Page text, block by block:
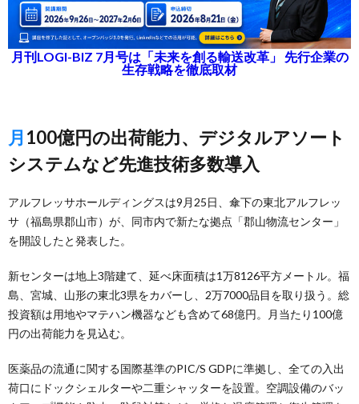
月刊LOGI-BIZ 7月号は「未来を創る輸送改革」 先行企業の
生存戦略を徹底取材
月100億円の出荷能力、デジタルアソート
システムなど先進技術多数導入
アルフレッサホールディングスは9月25日、傘下の東北アルフレッ
サ（福島県郡山市）が、同市内で新たな拠点「郡山物流センター」
を開設したと発表した。
新センターは地上3階建て、延べ床面積は1万8126平方メートル。福
島、宮城、山形の東北3県をカバーし、2万7000品目を取り扱う。総
投資額は用地やマテハン機器なども含めて68億円。月当たり100億
円の出荷能力を見込む。
医薬品の流通に関する国際基準のPIC/S GDPに準拠し、全ての入出
荷口にドックシェルターや二重シャッターを設置。空調設備のバッ